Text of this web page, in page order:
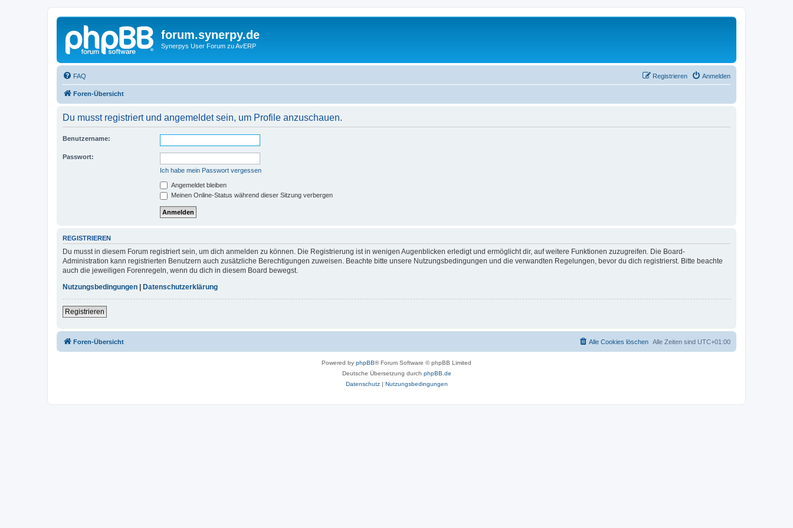
forum.synerpy.de
Synerpys User Forum zu AvERP
FAQ Anmelden
Registrieren
Foren-Übersicht
Du musst registriert und angemeldet sein, um Profile anzuschauen.
Benutzername:
Passwort:
Ich habe mein Passwort vergessen
Angemeldet bleiben
Meinen Online-Status während dieser Sitzung verbergen
REGISTRIEREN
Du musst in diesem Forum registriert sein, um dich anmelden zu können. Die Registrierung ist in wenigen Augenblicken erledigt und ermöglicht dir, auf weitere Funktionen zuzugreifen. Die Board-
Administration kann registrierten Benutzern auch zusätzliche Berechtigungen zuweisen. Beachte bitte unsere Nutzungsbedingungen und die verwandten Regelungen, bevor du dich registrierst. Bitte beachte
auch die jeweiligen Forenregeln, wenn du dich in diesem Board bewegst.
Nutzungsbedingungen
Datenschutzerklärung
Registrieren
Foren-Übersicht Alle Zeiten sind UTC+01:00
Alle Cookies löschen
Powered by phpBB® Forum Software © phpBB Limited
Deutsche Übersetzung durch phpBB.de
Datenschutz| Nutzungsbedingungen